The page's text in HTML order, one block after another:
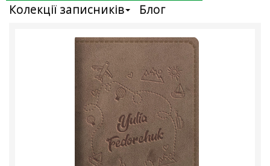
Колекції записників
Блог